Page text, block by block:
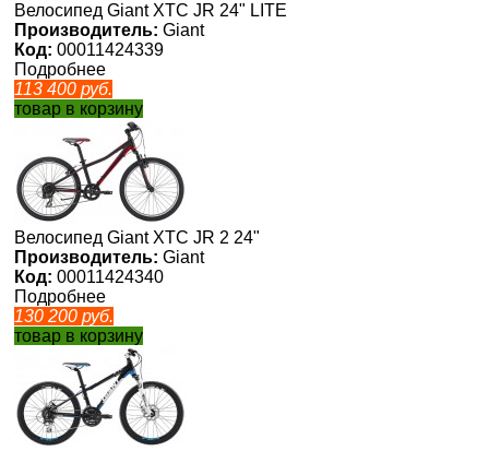
Велосипед Giant XTC JR 24" LITE
Производитель: Giant
Код: 00011424339
Подробнее
113 400 руб.
товар в корзину
Велосипед Giant XTC JR 2 24"
Производитель: Giant
Код: 00011424340
Подробнее
130 200 руб.
товар в корзину